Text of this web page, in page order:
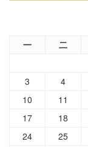
一 二
3
4
10
11
17
18
24
25